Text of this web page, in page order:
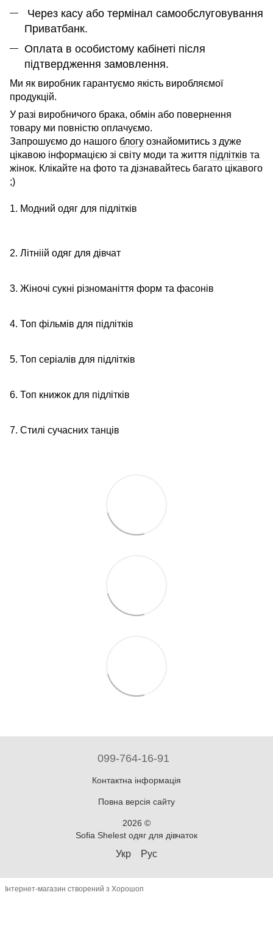
Через касу або термінал самообслуговування
Приватбанк.
Оплата в особистому кабінеті після
підтвердження замовлення.
Ми як виробник гарантуємо якість виробляємої
продукцій.
У разі виробничого брака, обмін або повернення
товару ми повністю оплачуємо.
Запрошуємо до нашого блогу ознайомитись з дуже
цікавою інформацією зі світу моди та життя підлітків та
жінок. Клікайте на фото та дізнавайтесь багато цікавого
;)
1. Модний одяг для підлітків
2. Літніій одяг для дівчат
3. Жіночі сукні різноманіття форм та фасонів
4. Топ фільмів для підлітків
5. Топ серіалів для підлітків
6. Топ книжок для підлітків
7. Стилі сучасних танців
099-764-16-91
Контактна інформація
Повна версія сайту
2026 ©
Sofia Shelest одяг для дівчаток
Укр Рус
Інтернет-магазин створений з Хорошоп